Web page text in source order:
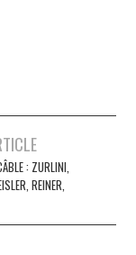
: ZURLINI,
REINER,